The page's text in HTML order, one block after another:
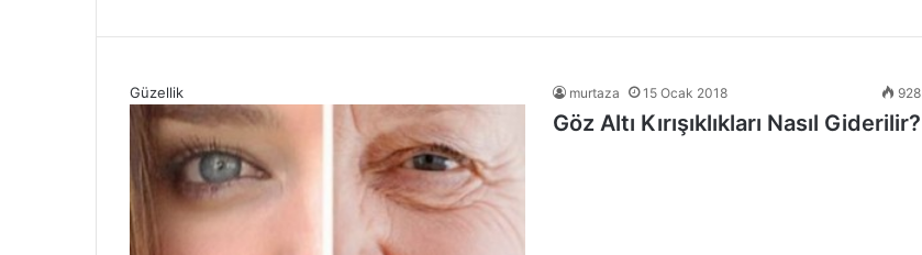
Güzellik murtaza 15 Ocak 2018 928
Göz Altı Kırışıklıkları Nasıl Giderilir?